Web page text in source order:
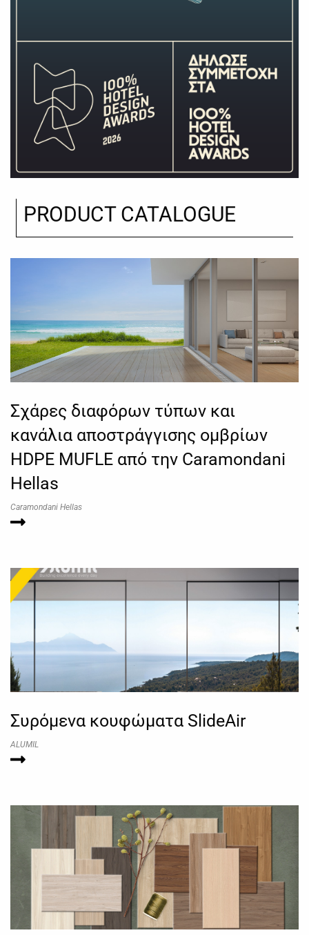
PRODUCT CATALOGUE
Σχάρες διαφόρων τύπων και
κανάλια αποστράγγισης ομβρίων
HDPE MUFLE από την Caramondani
Hellas
Caramondani Hellas
Συρόμενα κουφώματα SlideAir
ALUMIL